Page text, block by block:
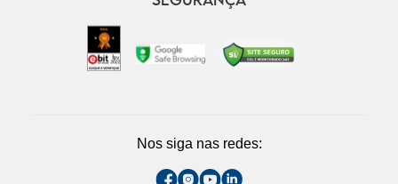
Nos siga nas redes: